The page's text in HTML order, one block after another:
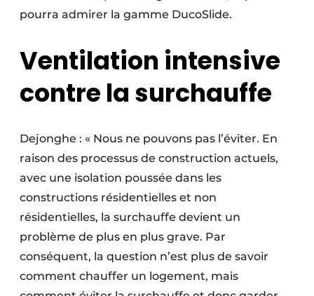
pourra admirer la gamme DucoSlide.
Ventilation intensive
contre la surchauffe
Dejonghe : « Nous ne pouvons pas l’éviter. En
raison des processus de construction actuels,
avec une isolation poussée dans les
constructions résidentielles et non
résidentielles, la surchauffe devient un
problème de plus en plus grave. Par
conséquent, la question n’est plus de savoir
comment chauffer un logement, mais